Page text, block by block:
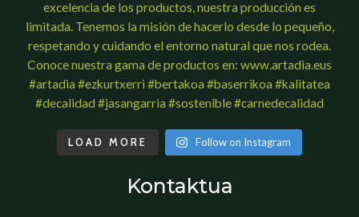
LOAD MORE Follow on Instagram
Kontaktua